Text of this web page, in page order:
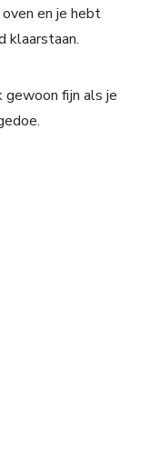
en je hebt
klaarstaan.
gewoon fijn als je